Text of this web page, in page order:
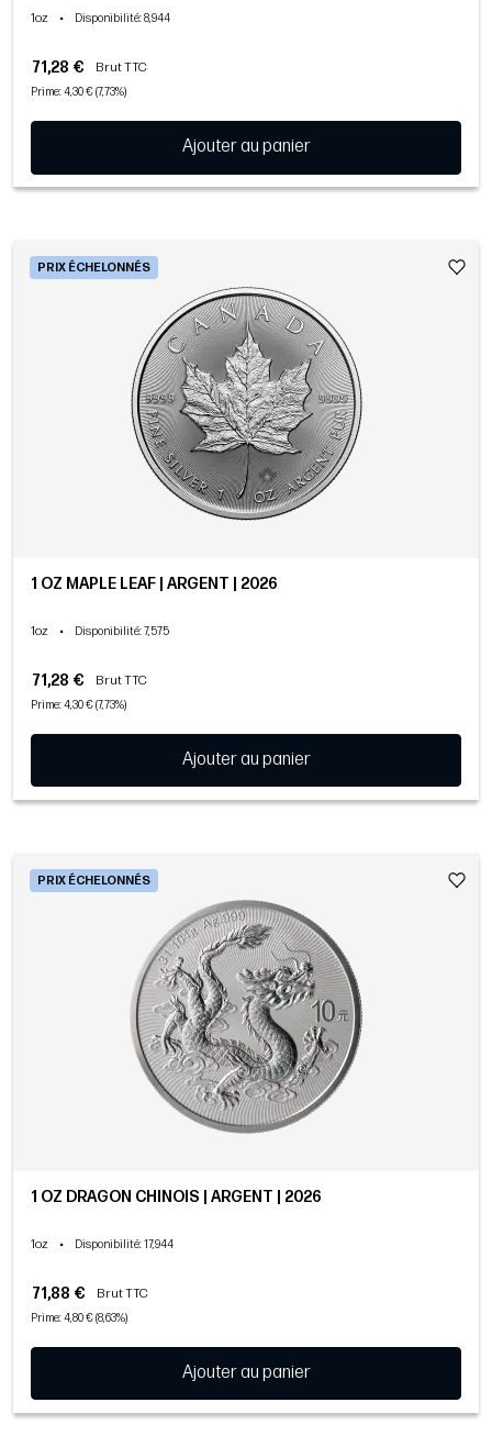
1oz • Disponibilité: 8,944
71,28 € Brut TTC
Prime: 4,30 € (7,73%)
Ajouter au panier
PRIX ÉCHELONNÉS
1 OZ MAPLE LEAF | ARGENT | 2026
1oz • Disponibilité: 7,575
71,28 € Brut TTC
Prime: 4,30 € (7,73%)
Ajouter au panier
PRIX ÉCHELONNÉS
1 OZ DRAGON CHINOIS | ARGENT | 2026
1oz • Disponibilité: 17,944
71,88 € Brut TTC
Prime: 4,80 € (8,63%)
Ajouter au panier